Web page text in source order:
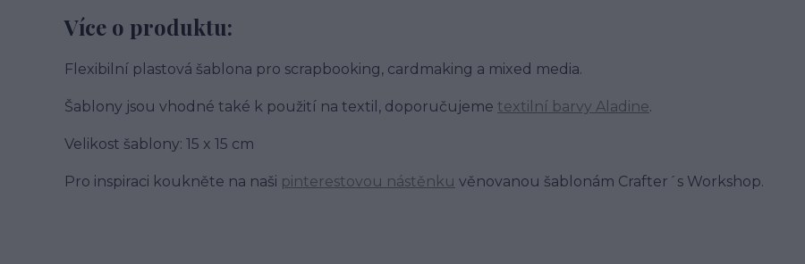
Více o produktu:
Flexibilní plastová šablona pro scrapbooking, cardmaking a mixed media.
Šablony jsou vhodné také k použití na textil, doporučujeme textilní barvy Aladine.
Velikost šablony: 15 x 15 cm
Pro inspiraci koukněte na naši pinterestovou nástěnku věnovanou šablonám Crafter´s Workshop.